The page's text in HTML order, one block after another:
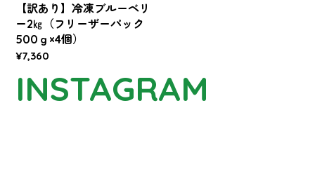
【訳あり】冷凍ブルーベリ
ー2㎏（フリーザーパック
500ｇ×4個）
¥7,360
INSTAGRAM